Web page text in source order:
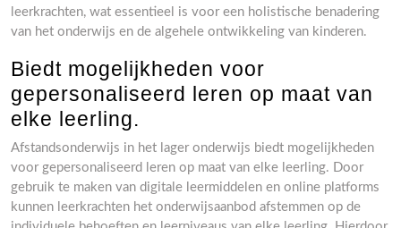
leerkrachten, wat essentieel is voor een holistische benadering
van het onderwijs en de algehele ontwikkeling van kinderen.
Biedt mogelijkheden voor
gepersonaliseerd leren op maat van
elke leerling.
Afstandsonderwijs in het lager onderwijs biedt mogelijkheden
voor gepersonaliseerd leren op maat van elke leerling. Door
gebruik te maken van digitale leermiddelen en online platforms
kunnen leerkrachten het onderwijsaanbod afstemmen op de